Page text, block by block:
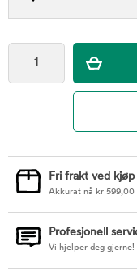
Fri frakt ved
Akkurat nå kr 599,00
Profesjonell
Vi hjelper deg gjerne!